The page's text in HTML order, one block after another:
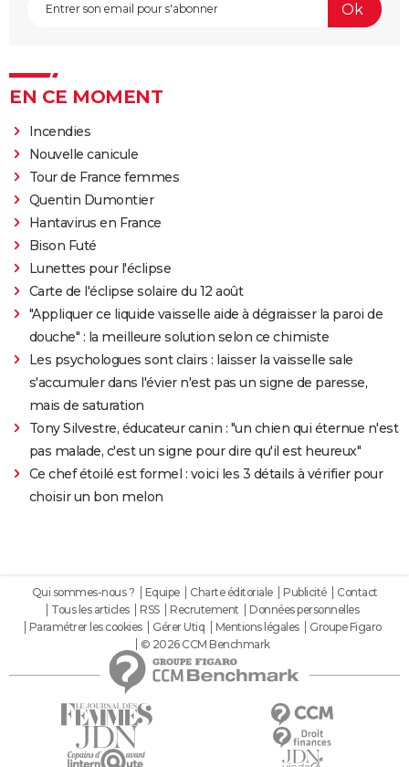
EN CE MOMENT
Incendies
Nouvelle canicule
Tour de France femmes
Quentin Dumontier
Hantavirus en France
Bison Futé
Lunettes pour l'éclipse
Carte de l'éclipse solaire du 12 août
"Appliquer ce liquide vaisselle aide à dégraisser la paroi de
douche" : la meilleure solution selon ce chimiste
Les psychologues sont clairs : laisser la vaisselle sale
s'accumuler dans l'évier n'est pas un signe de paresse,
mais de saturation
Tony Silvestre, éducateur canin : "un chien qui éternue n'est
pas malade, c'est un signe pour dire qu'il est heureux"
Ce chef étoilé est formel : voici les 3 détails à vérifier pour
choisir un bon melon
Qui sommes-nous ? Equipe Charte éditoriale Publicité
Contact
Tous les articles
RSS Recrutement
Données personnelles
Paramétrer les cookies
Gérer Utiq Mentions légales
Groupe Figaro
© 2026 CCM Benchmark